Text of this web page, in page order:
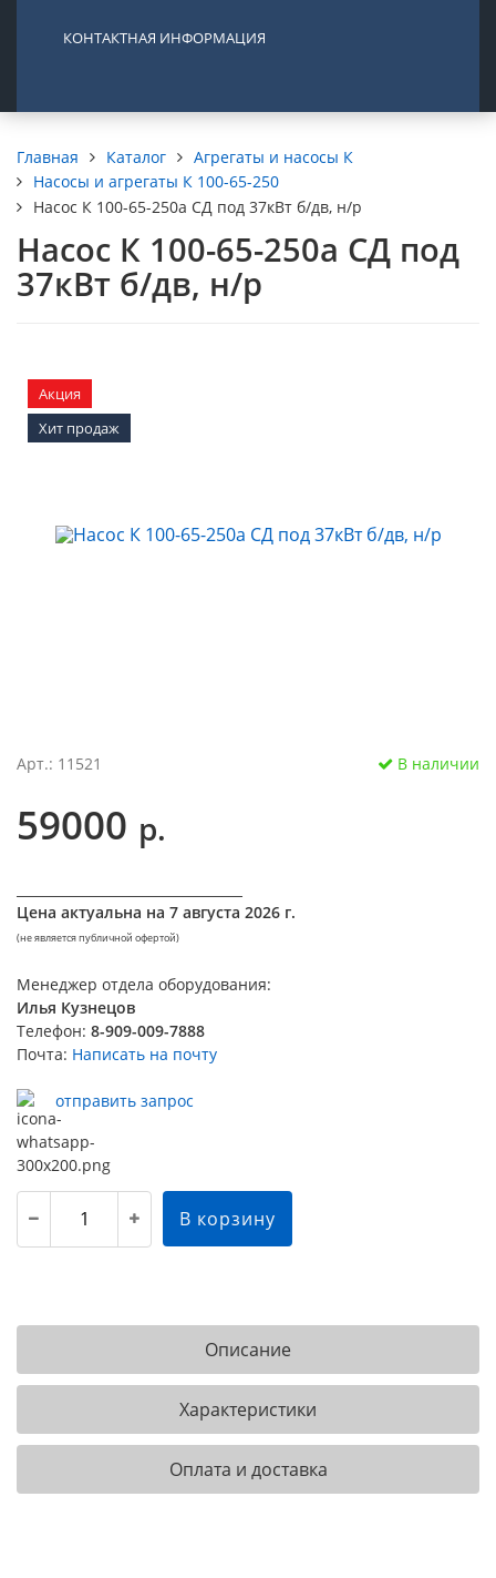
КОНТАКТНАЯ ИНФОРМАЦИЯ
Главная Каталог
Агрегаты и насосы К
Насосы и агрегаты К 100-65-250
Насос К 100-65-250а СД под 37кВт б/дв, н/р
Насос К 100-65-250а СД под
37кВт б/дв, н/р
Акция
Хит продаж
Арт.: 11521 В наличии
59000 р.
Цена актуальна на 7 августа 2026 г.
(не является публичной офертой)
Менеджер отдела оборудования:
Илья Кузнецов
Телефон: 8-909-009-7888
Почта: Написать на почту
отправить запрос
В корзину
Описание
Характеристики
Оплата и доставка